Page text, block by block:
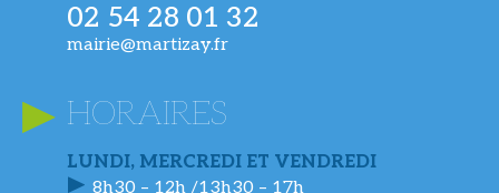
02 54 28 01 32
mairie@martizay.fr
HORAIRES
LUNDI, MERCREDI ET VENDREDI
8h30 – 12h /13h30 – 17h